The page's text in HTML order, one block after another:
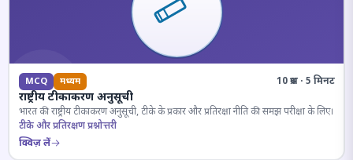
MCQ मध्यम 10 प्रश्न · 5 मिनट
राष्ट्रीय टीकाकरण अनुसूची
भारत की राष्ट्रीय टीकाकरण अनुसूची, टीके के प्रकार और प्रतिरक्षा नीति की समझ परीक्षा के लिए।
टीके और प्रतिरक्षण प्रश्नोत्तरी
क्विज़ लें